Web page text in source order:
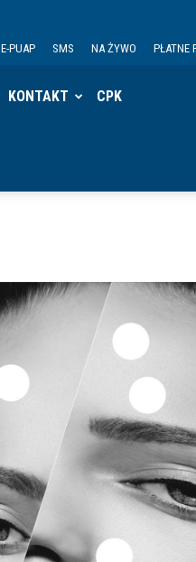
E-PUAP SMS NA ŻYWO PŁATNE
KONTAKT CPK